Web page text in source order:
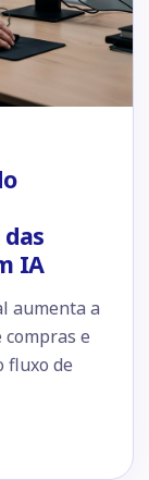
IA
aumenta a
e
fluxo de